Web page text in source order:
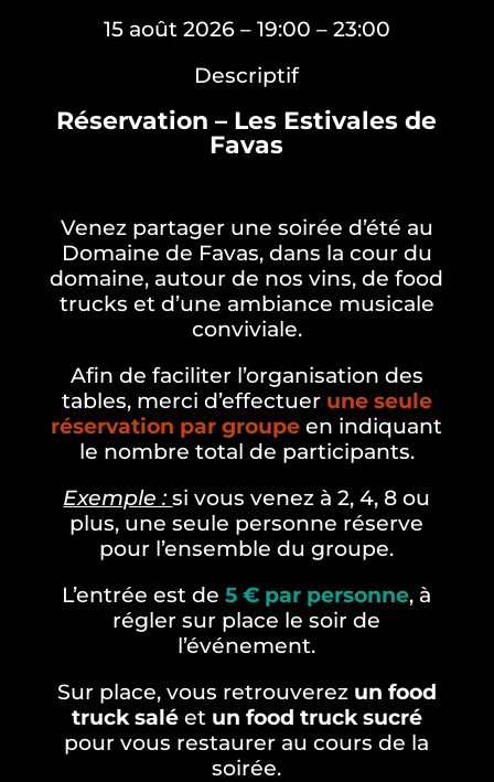
15 août 2026– 19:00 – 23:00
Descriptif
Réservation – Les Estivales de
Favas
Venez partager une soirée d’été au
Domaine de Favas, dans la cour du
domaine, autour de nos vins, de food
trucks et d’une ambiance musicale
conviviale.
Afin de faciliter l’organisation des
tables, merci d’effectuer une seule
réservation par groupeen indiquant
le nombre total de participants.
Exemple :si vous venez à 2, 4, 8 ou
plus, une seule personne réserve
pour l’ensemble du groupe.
L’entrée est de5 € par personne, à
régler sur place le soir de
l’événement.
Sur place, vous retrouverezun food
truck saléet un food truck sucré
pour vous restaurer au cours de la
soirée.